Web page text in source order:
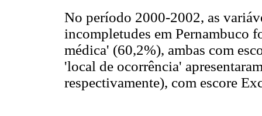
No período 2000-2002, as
incompletudes em Pernambuco
médica' (60,2%), ambas com
'local de ocorrência'
respectivamente), com escore